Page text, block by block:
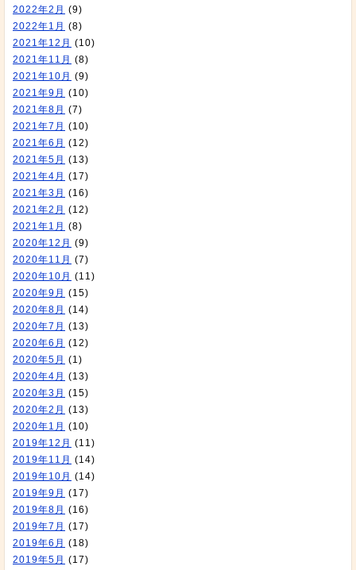
2022年2月 (9)
2022年1月 (8)
2021年12月 (10)
2021年11月 (8)
2021年10月 (9)
2021年9月 (10)
2021年8月 (7)
2021年7月 (10)
2021年6月 (12)
2021年5月 (13)
2021年4月 (17)
2021年3月 (16)
2021年2月 (12)
2021年1月 (8)
2020年12月 (9)
2020年11月 (7)
2020年10月 (11)
2020年9月 (15)
2020年8月 (14)
2020年7月 (13)
2020年6月 (12)
2020年5月 (1)
2020年4月 (13)
2020年3月 (15)
2020年2月 (13)
2020年1月 (10)
2019年12月 (11)
2019年11月 (14)
2019年10月 (14)
2019年9月 (17)
2019年8月 (16)
2019年7月 (17)
2019年6月 (18)
2019年5月 (17)